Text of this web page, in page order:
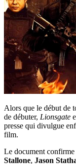
Alors que le début de
de débuter, Lionsgate
presse qui divulgue
film.
Le document confirme
Stallone, Jason